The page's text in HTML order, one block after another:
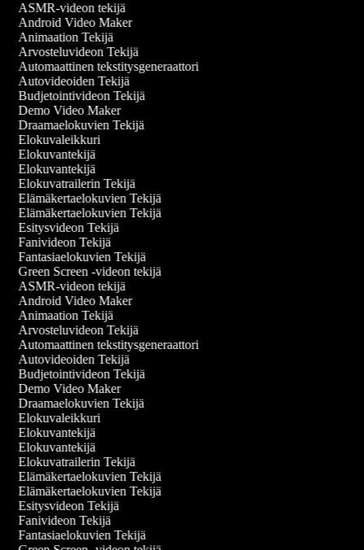
ASMR-videon tekijä
Android Video Maker
Animaation Tekijä
Arvosteluvideon Tekijä
Automaattinen tekstitysgeneraattori
Autovideoiden Tekijä
Budjetointivideon Tekijä
Demo Video Maker
Draamaelokuvien Tekijä
Elokuvaleikkuri
Elokuvantekijä
Elokuvantekijä
Elokuvatrailerin Tekijä
Elämäkertaelokuvien Tekijä
Elämäkertaelokuvien Tekijä
Esitysvideon Tekijä
Fanivideon Tekijä
Fantasiaelokuvien Tekijä
Green Screen -videon tekijä
ASMR-videon tekijä
Android Video Maker
Animaation Tekijä
Arvosteluvideon Tekijä
Automaattinen tekstitysgeneraattori
Autovideoiden Tekijä
Budjetointivideon Tekijä
Demo Video Maker
Draamaelokuvien Tekijä
Elokuvaleikkuri
Elokuvantekijä
Elokuvantekijä
Elokuvatrailerin Tekijä
Elämäkertaelokuvien Tekijä
Elämäkertaelokuvien Tekijä
Esitysvideon Tekijä
Fanivideon Tekijä
Fantasiaelokuvien Tekijä